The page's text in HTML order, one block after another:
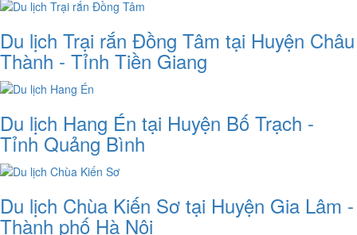
Du lịch Trại rắn Đồng Tâm tại Huyện Châu
Thành - Tỉnh Tiền Giang
Du lịch Hang Én tại Huyện Bố Trạch -
Tỉnh Quảng Bình
Du lịch Chùa Kiến Sơ tại Huyện Gia Lâm -
Thành phố Hà Nội